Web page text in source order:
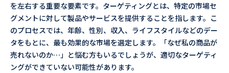
を左右する重要な要素です。ターゲティングとは、特定の市場セ
グメントに対して製品やサービスを提供することを指します。こ
のプロセスでは、年齢、性別、収入、ライフスタイルなどのデー
タをもとに、最も効果的な市場を選定します。「なぜ私の商品が
売れないのか…」と悩む方もいるでしょうが、適切なターゲティ
ングができていない可能性があります。